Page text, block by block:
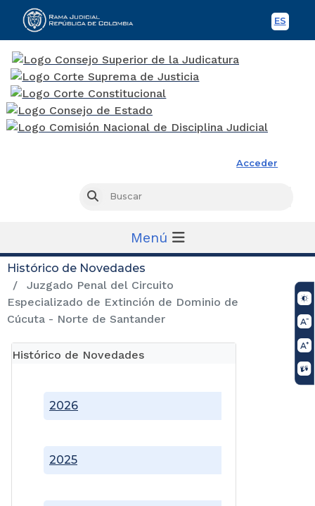
ES
Acceder
Buscar
Menú
Histórico de Novedades
Juzgado Penal del Circuito
Especializado de Extinción de Dominio de
Cúcuta - Norte de Santander
Histórico de Novedades
2025
2026